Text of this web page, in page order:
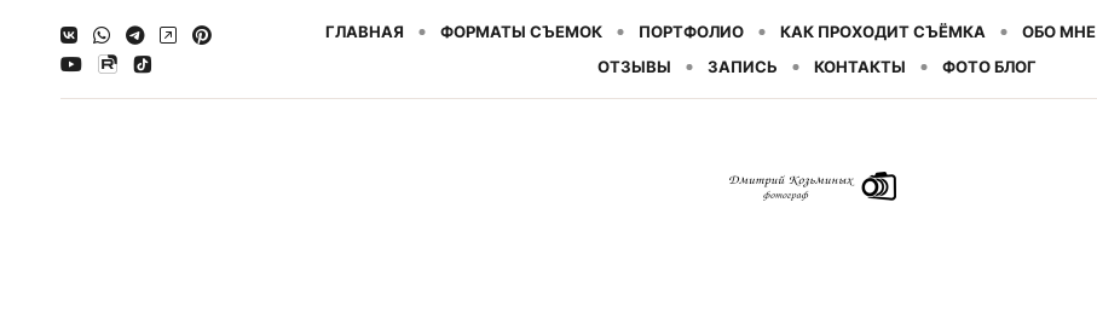
ГЛАВНАЯ ФОРМАТЫ СЪЕМОК ПОРТФОЛИО КАК ПРОХОДИТ СЪЁМКА ОБО МНЕ
ОТЗЫВЫ
ЗАПИСЬ КОНТАКТЫ ФОТО БЛОГ